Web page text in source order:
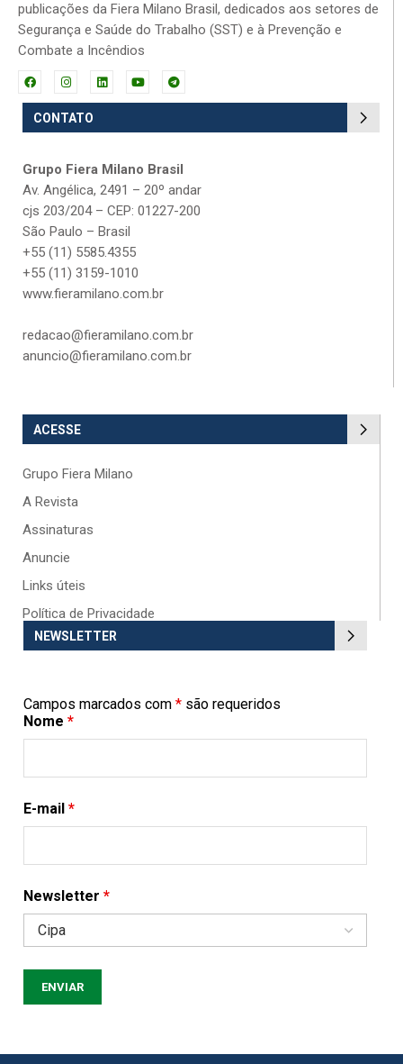
publicações da Fiera Milano Brasil, dedicados aos setores de
Segurança e Saúde do Trabalho (SST) e à Prevenção e
Combate a Incêndios
CONTATO
Grupo Fiera Milano Brasil
Av. Angélica, 2491 – 20º andar
cjs 203/204 – CEP: 01227-200
São Paulo – Brasil
+55 (11) 5585.4355
+55 (11) 3159-1010
www.fieramilano.com.br
redacao@fieramilano.com.br
anuncio@fieramilano.com.br
ACESSE
Grupo Fiera Milano
A Revista
Assinaturas
Anuncie
Links úteis
Política de Privacidade
NEWSLETTER
Campos marcados com * são requeridos
Nome *
E-mail *
Newsletter *